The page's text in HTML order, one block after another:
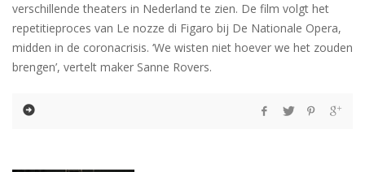
verschillende theaters in Nederland te zien. De film volgt het
repetitieproces van Le nozze di Figaro bij De Nationale Opera,
midden in de coronacrisis. ‘We wisten niet hoever we het zouden
brengen’, vertelt maker Sanne Rovers.